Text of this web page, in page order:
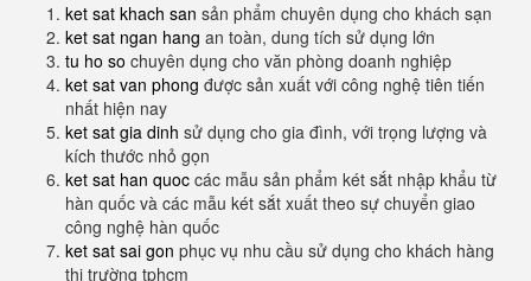
ket sat khach san sản phẩm chuyên dụng cho khách sạn
ket sat ngan hang an toàn, dung tích sử dụng lớn
tu ho so chuyên dụng cho văn phòng doanh nghiệp
ket sat van phong được sản xuất với công nghệ tiên tiến
nhất hiện nay
ket sat gia dinh sử dụng cho gia đình, với trọng lượng và
kích thước nhỏ gọn
ket sat han quoc các mẫu sản phẩm két sắt nhập khẩu từ
hàn quốc và các mẫu két sắt xuất theo sự chuyển giao
công nghệ hàn quốc
ket sat sai gon phục vụ nhu cầu sử dụng cho khách hàng
thị trường tphcm